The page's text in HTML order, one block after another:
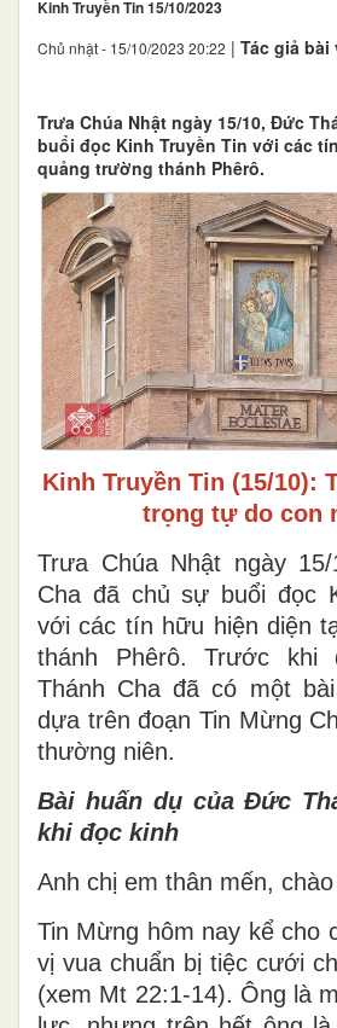
Kinh Truyền Tin 15/10/2023
Chủ nhật - 15/10/2023 20:22 | Tác giả bài
Trưa Chúa Nhật ngày 15/10, Đức
buổi đọc Kinh Truyền Tin với các
quảng trường thánh Phêrô.
Kinh Truyền Tin (15/10):
trọng tự do con
Trưa Chúa Nhật ngày
Cha đã chủ sự buổi đọc
với các tín hữu hiện diện
thánh Phêrô. Trước khi
Thánh Cha đã có một
dựa trên đoạn Tin Mừng
thường niên.
Bài huấn dụ của Đức
khi đọc kinh
Anh chị em thân mến,
Tin Mừng hôm nay kể cho
vị vua chuẩn bị tiệc cưới
(xem Mt 22:1-14). Ông là